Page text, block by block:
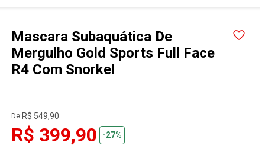
Mascara Subaquática De
Mergulho Gold Sports Full Face
R4 Com Snorkel
De:R$ 549,90
R$ 399,90 -27%